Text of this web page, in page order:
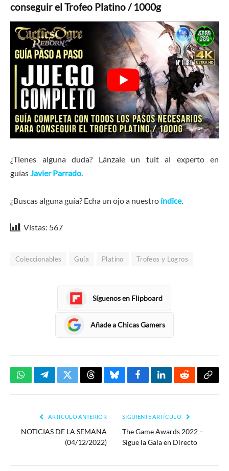
conseguir el Trofeo Platino / 1000g
¿Tienes alguna duda? Lánzale un tuit al experto en
guíasJavier Parrado.
¿Buscas alguna guía? Echa un ojo a nuestro índice.
Vistas: 567
Coleccionables Guía Platino Trofeos y Logros
Síguenos en Flipboard
Añade a Chicas Gamers
WhatsAppTelegramTwitterThreadsBlueskyFacebookLinkedInReddit
ARTÍCULO ANTERIOR
NOTICIAS DE LA SEMANA
(04/12/2022)
SIGUIENTE ARTÍCULO
The Game Awards 2022 –
Sigue la Gala en Directo